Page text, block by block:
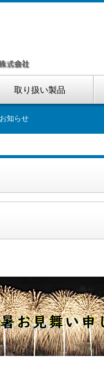
取り扱い製品
知らせ